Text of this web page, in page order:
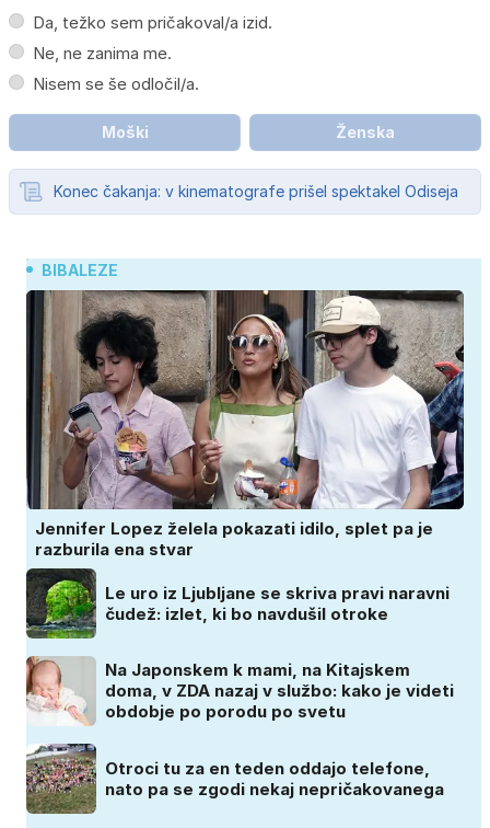
Da, težko sem pričakoval/a izid.
Ne, ne zanima me.
Nisem se še odločil/a.
Moški Ženska
Konec čakanja: v kinematografe prišel spektakel Odiseja
BIBALEZE
Jennifer Lopez želela pokazati idilo, splet pa je
razburila ena stvar
Le uro iz Ljubljane se skriva pravi naravni
čudež: izlet, ki bo navdušil otroke
Na Japonskem k mami, na Kitajskem
doma, v ZDA nazaj v službo: kako je videti
obdobje po porodu po svetu
Otroci tu za en teden oddajo telefone,
nato pa se zgodi nekaj nepričakovanega